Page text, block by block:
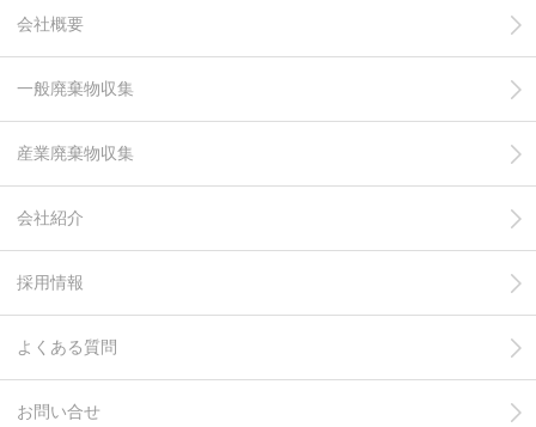
会社概要
一般廃棄物収集
産業廃棄物収集
会社紹介
採用情報
よくある質問
お問い合せ